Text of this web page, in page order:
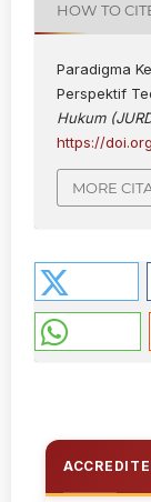
HOW TO
Paradigma
Perspektif
Hukum
https://
MORE